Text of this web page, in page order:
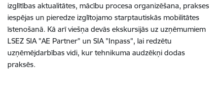
izglītības aktualitātes, mācību procesa organizēšana, prakses
iespējas un pieredze izglītojamo starptautiskās mobilitātes
īstenošanā. Kā arī viešņa devās ekskursijās uz uzņēmumiem
LSEZ SIA "AE Partner" un SIA "Inpass", lai redzētu
uzņēmējdarbības vidi, kur tehnikuma audzēkņi dodas
praksēs.